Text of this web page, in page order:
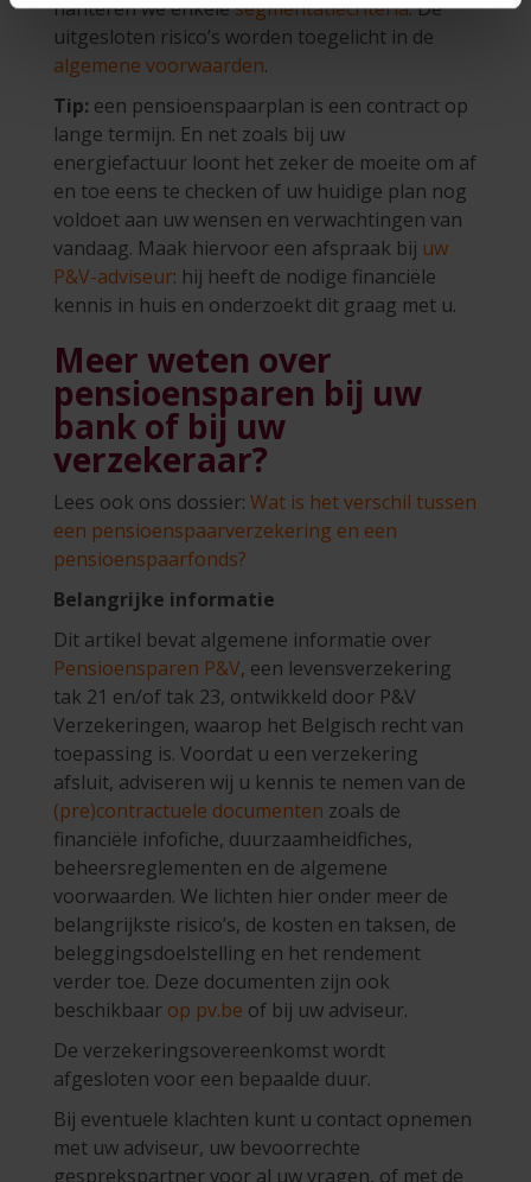
hanteren we enkelesegmentatiecriteria. De
uitgesloten risico’s worden toegelicht in de
algemene voorwaarden.
Tip: een pensioenspaarplan is een contract op
lange termijn. En net zoals bij uw
energiefactuur loont het zeker de moeite om af
en toe eens te checken of uw huidige plan nog
voldoet aan uw wensen en verwachtingen van
vandaag. Maak hiervoor een afspraak bij uw
P&V-adviseur: hij heeft de nodige financiële
kennis in huis en onderzoekt dit graag met u.
Meer weten over
pensioensparen bij uw
bank of bij uw
verzekeraar?
Lees ook ons dossier: Wat is het verschil tussen
een pensioenspaarverzekering en een
pensioenspaarfonds?
Belangrijke informatie
Dit artikel bevat algemene informatie over
Pensioensparen P&V, een levensverzekering
tak 21 en/of tak 23, ontwikkeld door P&V
Verzekeringen, waarop het Belgisch recht van
toepassing is. Voordat u een verzekering
afsluit, adviseren wij u kennis te nemen van de
(pre)contractuele documenten zoals de
financiële infofiche, duurzaamheidfiches,
beheersreglementen en de algemene
voorwaarden. We lichten hier onder meer de
belangrijkste risico’s, de kosten en taksen, de
beleggingsdoelstelling en het rendement
verder toe. Deze documenten zijn ook
beschikbaar op pv.be of bij uw adviseur.
De verzekeringsovereenkomst wordt
afgesloten voor een bepaalde duur.
Bij eventuele klachten kunt u contact opnemen
met uw adviseur, uw bevoorrechte
gesprekspartner voor al uw vragen, of met de